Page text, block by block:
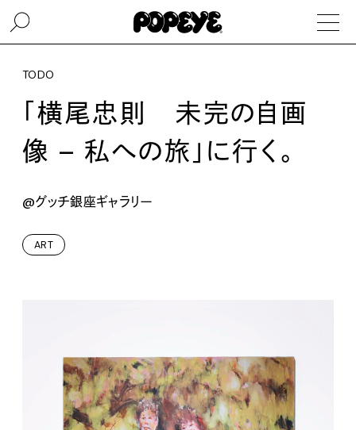
TODO
「横尾忠則 未完の自画
像 – 私への旅」に行く。
@グッチ銀座ギャラリー
ART